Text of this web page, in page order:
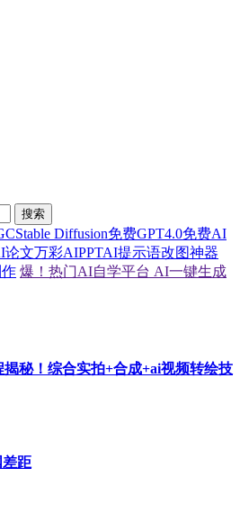
搜索
Stable Diffusion免费GPT4.0免费AI
论文万彩AIPPTAI提示语改图神器
爆！热门AI自学平台 AI一键生成
揭秘！综合实拍+合成+ai视频转绘技
距